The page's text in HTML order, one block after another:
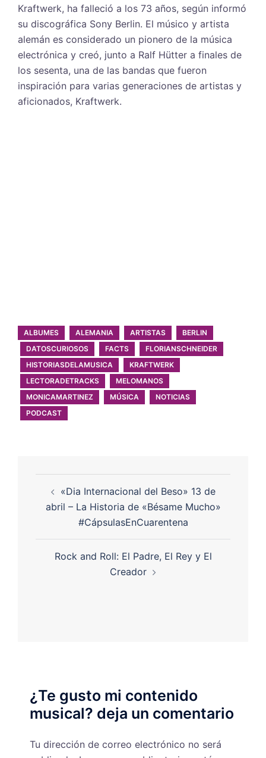
Kraftwerk, ha falleció a los 73 años, según informó
su discográfica Sony Berlin. El músico y artista
alemán es considerado un pionero de la música
electrónica y creó, junto a Ralf Hütter a finales de
los sesenta, una de las bandas que fueron
inspiración para varias generaciones de artistas y
aficionados, Kraftwerk.
ALBUMES ALEMANIA ARTISTAS
BERLIN
DATOSCURIOSOS
FACTS
FLORIANSCHNEIDER
HISTORIASDELAMUSICA
KRAFTWERK
LECTORADETRACKS
MELOMANOS
MONICAMARTINEZ
MÚSICA
NOTICIAS
PODCAST
«Dia Internacional del Beso» 13 de
abril – La Historia de «Bésame Mucho»
#CápsulasEnCuarentena
Rock and Roll: El Padre, El Rey y El
Creador
¿Te gusto mi contenido
musical? deja un comentario
Tu dirección de correo electrónico no será